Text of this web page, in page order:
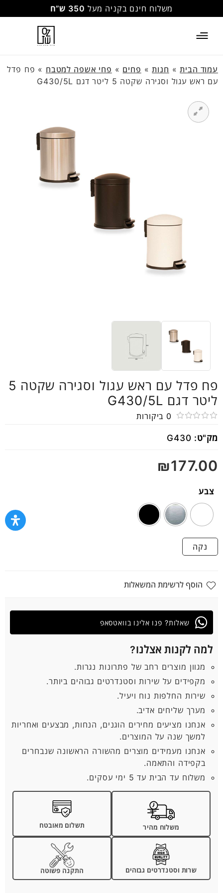
משלוח חינם בקניה מעל 350 ש”ח
עמוד הבית» חנות» פחים » פחי אשפה למטבח » פח פדל
עם ראש עגול וסגירה שקטה 5 ליטר דגם G430/5L
פח פדל עם ראש עגול וסגירה שקטה 5
ליטר דגם G430/5L
0
5
0 ביקורות
מק"ט: G430
₪177.00
צבע
נקה
הוסף לרשימת המשאלות
למה לקנות אצלנו?
מגוון מוצרים רחב של פתרונות נגרות.
מקפידים על שירות וסטנדרטים גבוהים ביותר.
שירות החלפות נוח ויעיל.
מערך שליחים אדיב.
אנחנו מציעים מחירים הוגנים, הנחות, מבצעים ואחריות
למשך שנה על המוצרים.
אנחנו מעמידים מוצרים מהשורה הראשונה שנבחרים
בקפידה והתאמה.
משלוח עד הבית עד 5 ימי עסקים.
משלוח מהיר תשלום מאובטח
שרות וסטנדרטים גבוהים התקנה פשוטה
שאלות? פנו אלינו בוואטסאפ